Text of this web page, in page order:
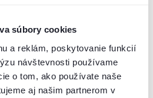
súbory cookies
a reklám, poskytovanie funkcií
návštevnosti používame
o tom, ako používate naše
aj našim partnerom v